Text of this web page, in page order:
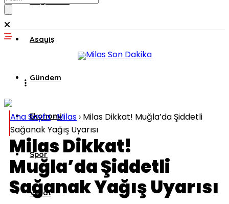
Asayiş
Gündem
Ekonomi
Spor
Vefat
Ana Sayfa›Milas › Milas Dikkat! Muğla’da Şiddetli
Sağanak Yağış Uyarısı
Milas Dikkat!
Muğla’da Şiddetli
Sağanak Yağış Uyarısı